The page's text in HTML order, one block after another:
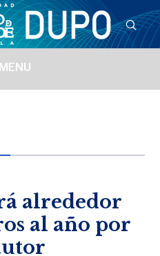
MENU
alrededor
al año por